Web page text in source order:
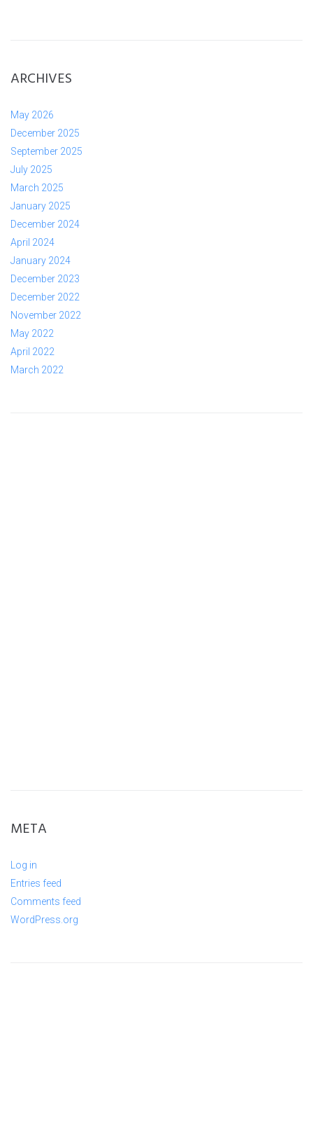
ARCHIVES
May 2026
December 2025
September 2025
July 2025
March 2025
January 2025
December 2024
April 2024
January 2024
December 2023
December 2022
November 2022
May 2022
April 2022
March 2022
META
Log in
Entries feed
Comments feed
WordPress.org